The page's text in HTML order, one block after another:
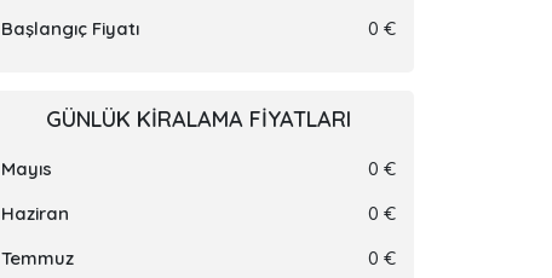
Başlangıç Fiyatı
0 €
GÜNLÜK KIRALAMA FIYATLARI
Mayıs
0 €
Haziran
0 €
Temmuz
0 €